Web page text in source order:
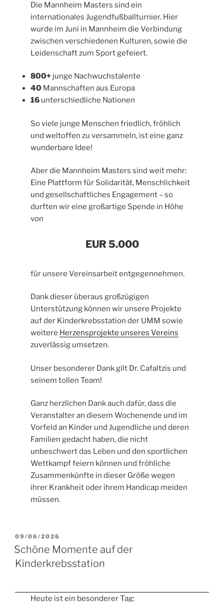
Die Mannheim Masters sind ein
internationales Jugendfußballturnier. Hier
wurde im Juni in Mannheim die Verbindung
zwischen verschiedenen Kulturen, sowie die
Leidenschaft zum Sport gefeiert.
800+ junge Nachwuchstalente
40 Mannschaften aus Europa
16 unterschiedliche Nationen
So viele junge Menschen friedlich, fröhlich
und weltoffen zu versammeln, ist eine ganz
wunderbare Idee!
Aber die Mannheim Masters sind weit mehr:
Eine Plattform für Solidarität, Menschlichkeit
und gesellschaftliches Engagement – so
durften wir eine großartige Spende in Höhe
von
EUR 5.000
für unsere Vereinsarbeit entgegennehmen.
Dank dieser überaus großzügigen
Unterstützung können wir unsere Projekte
auf der Kinderkrebsstation der UMM sowie
weitere Herzensprojekte unseres Vereins
zuverlässig umsetzen.
Unser besonderer Dank gilt Dr. Cafaltzis und
seinem tollen Team!
Ganz herzlichen Dank auch dafür, dass die
Veranstalter an diesem Wochenende und im
Vorfeld an Kinder und Jugendliche und deren
Familien gedacht haben, die nicht
unbeschwert das Leben und den sportlichen
Wettkampf feiern können und fröhliche
Zusammenkünfte in dieser Größe wegen
ihrer Krankheit oder ihrem Handicap meiden
müssen.
VERÖFFENTLICHT
AM
09/06/2026
Schöne Momente auf der
Kinderkrebsstation
Heute ist ein besonderer Tag: